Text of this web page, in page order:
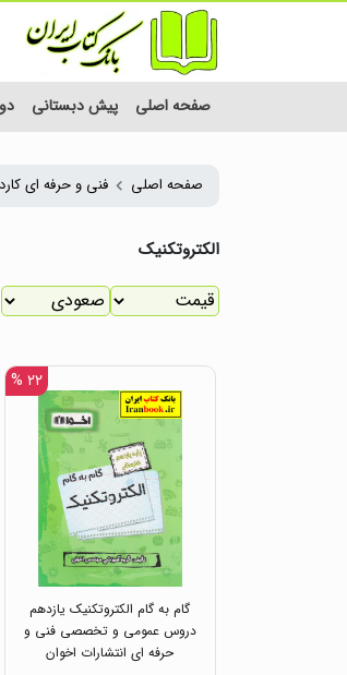
صفحه اصلی پیش دبستانی
صفحه اصلی فنی و حرفه ای
الکتروتکنیک
۲۲ %
گام به گام الکتروتکنیک یازدهم
دروس عمومی و تخصصی فنی و
حرفه ای انتشارات اخوان